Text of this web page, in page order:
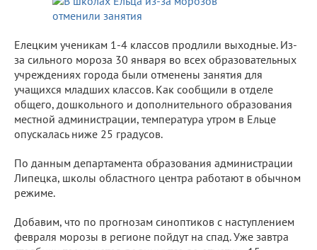
Елецким ученикам 1-4 классов продлили выходные. Из-
за сильного мороза 30 января во всех образовательных
учреждениях города были отменены занятия для
учащихся младших классов. Как сообщили в отделе
общего, дошкольного и дополнительного образования
местной администрации, температура утром в Ельце
опускалась ниже 25 градусов.
По данным департамента образования администрации
Липецка, школы областного центра работают в обычном
режиме.
Добавим, что по прогнозам синоптиков с наступлением
февраля морозы в регионе пойдут на спад. Уже завтра